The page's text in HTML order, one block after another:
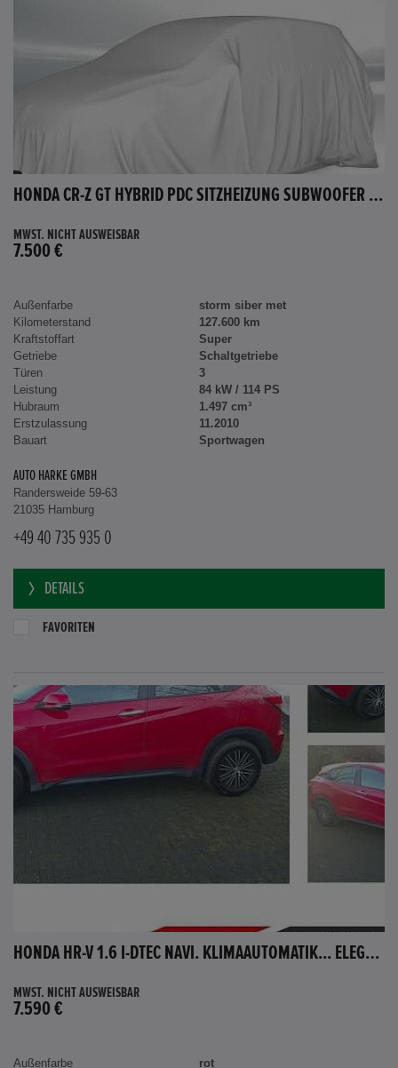
HONDA CR-Z GT HYBRID PDC SITZHEIZUNG SUBWOOFER BLUETOOTH
MWST. NICHT AUSWEISBAR
7.500 €
Außenfarbe
storm siber met
Kilometerstand
127.600 km
Kraftstoffart
Super
Getriebe
Schaltgetriebe
Türen
3
Leistung
84 kW / 114 PS
Hubraum
1.497 cm³
Erstzulassung
11.2010
Bauart
Sportwagen
AUTO HARKE GMBH
Randersweide 59-63
21035 Hamburg
+49 40 735 935 0
DETAILS
FAVORITEN
HONDA HR-V 1.6 I-DTEC NAVI. KLIMAAUTOMATIK... ELEGANCE
MWST. NICHT AUSWEISBAR
7.590 €
Außenfarbe
rot